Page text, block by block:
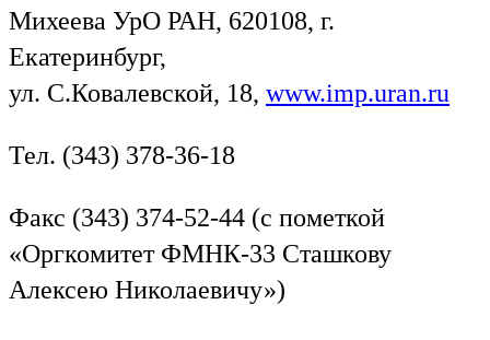
Михеева УрО РАН, 620108, г.
Екатеринбург,
ул. С.Ковалевской, 18, www.imp.uran.ru
Тел. (343) 378-36-18
Факс (343) 374-52-44 (с пометкой
«Оргкомитет ФМНК-33 Сташкову
Алексею Николаевичу»)